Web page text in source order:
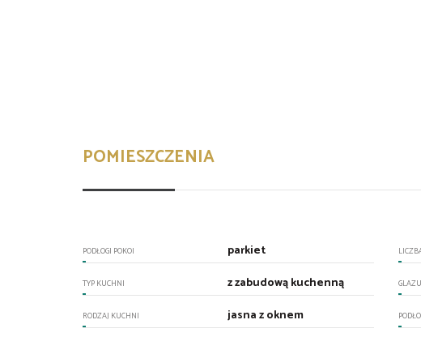
POMIESZCZENIA
PODŁOGI POKOI parkiet
TYP KUCHNI z zabudową kuchenną
RODZAJ KUCHNI jasna z oknem